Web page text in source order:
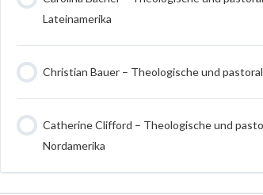
Lateinamerika
Christian Bauer – Theologische und
Catherine Clifford – Theologische und
Nordamerika